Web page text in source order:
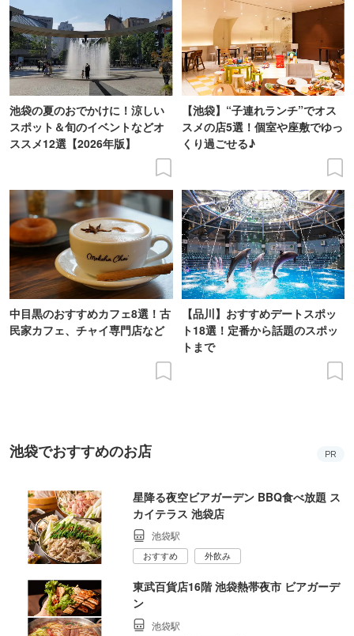
池袋の夏のおでかけに！涼しい
スポット＆旬のイベントなどオ
ススメ12選【2026年版】
【池袋】“子連れランチ”でオス
スメの店5選！個室や座敷でゆっ
くり過ごせる♪
中目黒のおすすめカフェ8選！古
民家カフェ、チャイ専門店など
【品川】おすすめデートスポッ
ト18選！定番から話題のスポッ
トまで
池袋でおすすめのお店 PR
星降る夜空ビアガーデン BBQ食べ放題 ス
カイテラス 池袋店
池袋駅
おすすめ 外飲み
東武百貨店16階 池袋熱帯夜市 ビアガーデ
ン
池袋駅